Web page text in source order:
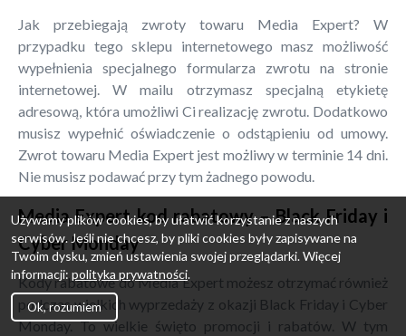
Jak przebiegają zwroty towaru Media Expert? W
przypadku tego sklepu internetowego masz możliwość
wypełnienia specjalnego formularza zwrotu na stronie
internetowej. W mailu otrzymasz specjalną etykietę
adresową, która umożliwi Ci realizację zwrotu. Dodatkowo
musisz wypełnić oświadczenie o odstąpieniu od umowy.
Zwrot towaru Media Expert jest możliwy w terminie 14 dni.
Nie musisz podawać przy tym żadnego powodu.
Media Expert kod rabatowy – Black Friday i
Cyber Monday
Kody rabatowe do Media Expert możesz otrzymać również
podczas wielkich wyprzedaży z okazji Black Friday i Cyber
Monday. To wielkie święto promocji i rabatów. W tym
Używamy plików cookies, by ułatwić korzystanie z naszych
serwisów. Jeśli nie chcesz, by pliki cookies były zapisywane na
Twoim dysku, zmień ustawienia swojej przeglądarki. Więcej
informacji: polityka prywatności.
Ok, rozumiem